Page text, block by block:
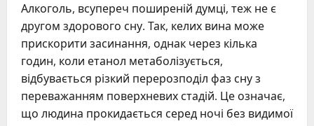
Алкоголь, всупереч поширеній думці, теж не є
другом здорового сну. Так, келих вина може
прискорити засинання, однак через кілька
годин, коли етанол метаболізується,
відбувається різкий перерозподіл фаз сну з
переважанням поверхневих стадій. Це означає,
що людина прокидається серед ночі без видимої